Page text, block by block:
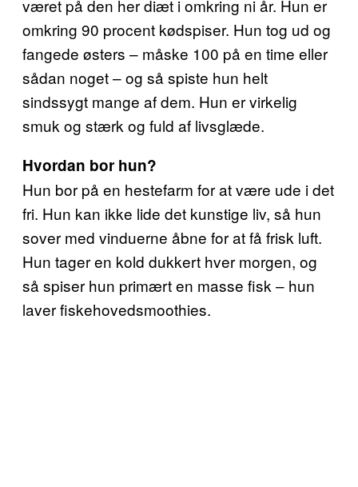
været på den her diæt i omkring ni år. Hun er
omkring 90 procent kødspiser. Hun tog ud og
fangede østers – måske 100 på en time eller
sådan noget – og så spiste hun helt
sindssygt mange af dem. Hun er virkelig
smuk og stærk og fuld af livsglæde.
Hvordan bor hun?
Hun bor på en hestefarm for at være ude i det
fri. Hun kan ikke lide det kunstige liv, så hun
sover med vinduerne åbne for at få frisk luft.
Hun tager en kold dukkert hver morgen, og
så spiser hun primært en masse fisk – hun
laver fiskehovedsmoothies.